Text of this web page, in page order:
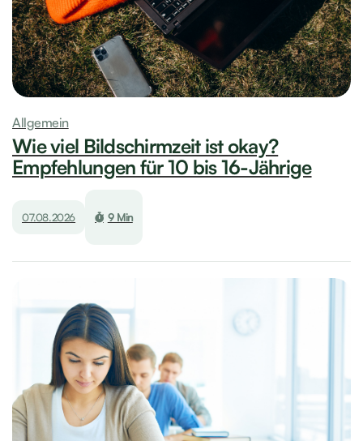
Allgemein
Wie viel Bildschirmzeit ist okay?
Empfehlungen für 10 bis 16-Jährige
07.08.2026 9 Min